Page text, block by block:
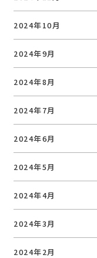
2024年10月
2024年9月
2024年8月
2024年7月
2024年6月
2024年5月
2024年4月
2024年3月
2024年2月